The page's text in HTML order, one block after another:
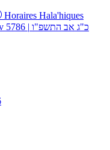
Horaires Hala'hiques
5786 | כ"ג אב התשפ"ו